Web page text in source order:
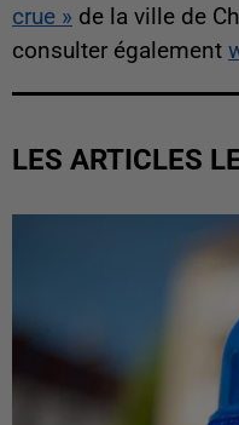
crue » de la ville de
consulter également
LES ARTICLES